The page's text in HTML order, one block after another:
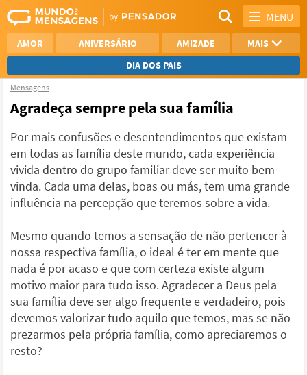
MENU
AMOR ANIVERSÁRIO AMIZADE
MAIS
DIA DOS PAIS
AGRADECIMENTO
NAMORO
VER TODAS
Mensagens
Agradeça sempre pela sua família
Por mais confusões e desentendimentos que existam
em todas as família deste mundo, cada experiência
vivida dentro do grupo familiar deve ser muito bem
vinda. Cada uma delas, boas ou más, tem uma grande
influência na percepção que teremos sobre a vida.
Mesmo quando temos a sensação de não pertencer à
nossa respectiva família, o ideal é ter em mente que
nada é por acaso e que com certeza existe algum
motivo maior para tudo isso. Agradecer a Deus pela
sua família deve ser algo frequente e verdadeiro, pois
devemos valorizar tudo aquilo que temos, mas se não
prezarmos pela própria família, como apreciaremos o
resto?